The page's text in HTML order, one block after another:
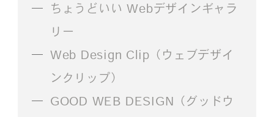
ちょうどいい Webデザインギャラ
リー
Web Design Clip（ウェブデザイ
ンクリップ）
GOOD WEB DESIGN（グッドウ